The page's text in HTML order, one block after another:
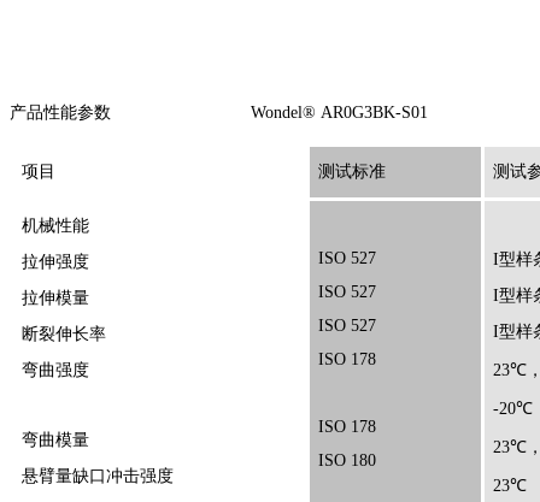
产品性能参数 Wondel® AR0G3BK-S01
项目 测试标准 测试
机械性能
拉伸强度
拉伸模量
断裂伸长率
弯曲强度
弯曲模量
悬臂量缺口冲击强度
ISO 527
ISO 527
ISO 527
ISO 178
ISO 178
ISO 180
I型样
I型样
I型样
23℃
-20℃
23℃
23℃